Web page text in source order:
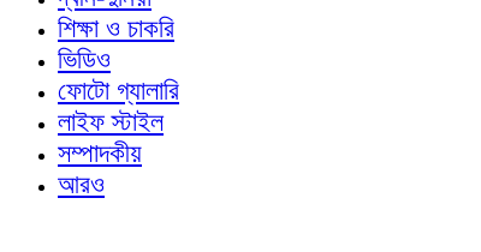
শিক্ষা ও চাকরি
ভিডিও
ফোটো গ্যালারি
লাইফ স্টাইল
সম্পাদকীয়
আরও